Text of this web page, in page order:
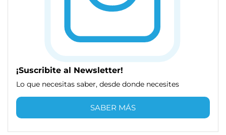
¡Suscribite al Newsletter!
Lo que necesitas saber, desde donde necesites
SABER MÁS